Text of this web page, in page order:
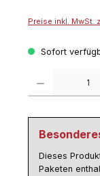
Preise inkl. MwSt.
Sofort
Dieses
Paketen